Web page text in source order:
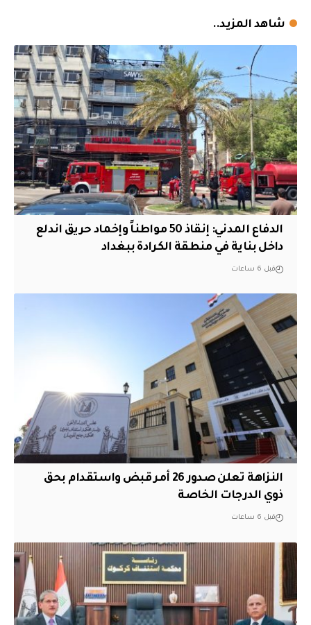
شاهد المزيد..
الدفاع المدني: إنقاذ 50 مواطناً وإخماد حريق اندلع
داخل بناية في منطقة الكرادة ببغداد
قبل 6 ساعات
النزاهة تعلن صدور 26 أمر قبض واستقدام بحق
ذوي الدرجات الخاصة
قبل 6 ساعات